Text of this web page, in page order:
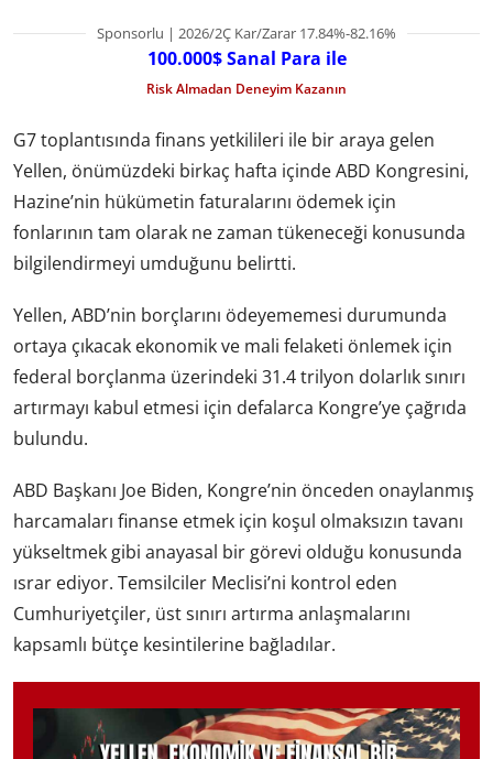
Sponsorlu | 2026/2Ç Kar/Zarar 17.84%-82.16%
100.000$ Sanal Para ile
Risk Almadan Deneyim Kazanın
G7 toplantısında finans yetkilileri ile bir araya gelen
Yellen, önümüzdeki birkaç hafta içinde ABD Kongresini,
Hazine’nin hükümetin faturalarını ödemek için
fonlarının tam olarak ne zaman tükeneceği konusunda
bilgilendirmeyi umduğunu belirtti.
Yellen, ABD’nin borçlarını ödeyememesi durumunda
ortaya çıkacak ekonomik ve mali felaketi önlemek için
federal borçlanma üzerindeki 31.4 trilyon dolarlık sınırı
artırmayı kabul etmesi için defalarca Kongre’ye çağrıda
bulundu.
ABD Başkanı Joe Biden, Kongre’nin önceden onaylanmış
harcamaları finanse etmek için koşul olmaksızın tavanı
yükseltmek gibi anayasal bir görevi olduğu konusunda
ısrar ediyor. Temsilciler Meclisi’ni kontrol eden
Cumhuriyetçiler, üst sınırı artırma anlaşmalarını
kapsamlı bütçe kesintilerine bağladılar.